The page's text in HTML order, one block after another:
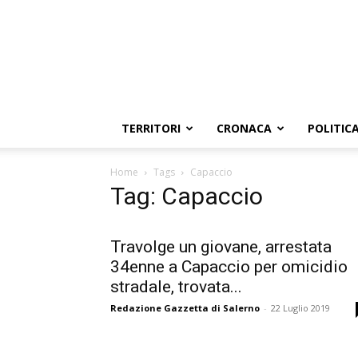
TERRITORI CRONACA
Home Tags Capaccio
Tag: Capaccio
Travolge un giovane, arrestata
34enne a Capaccio per omicidio
stradale, trovata...
Redazione Gazzetta di Salerno - 22 Luglio 2019